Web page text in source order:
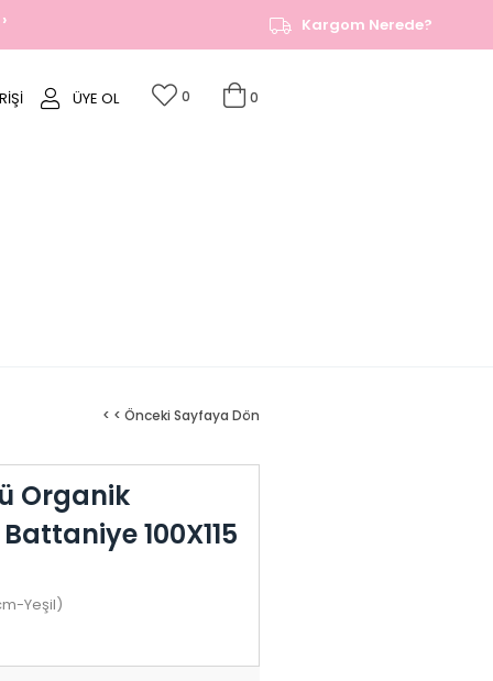
1500 TL ve üzeri alışverişlerde ÜCRETSİZ KARGO!
› Kargom Nerede?
0
0
ÜYE OL
< < Önceki Sayfaya Dön
Organik
100X115
Yeşil)